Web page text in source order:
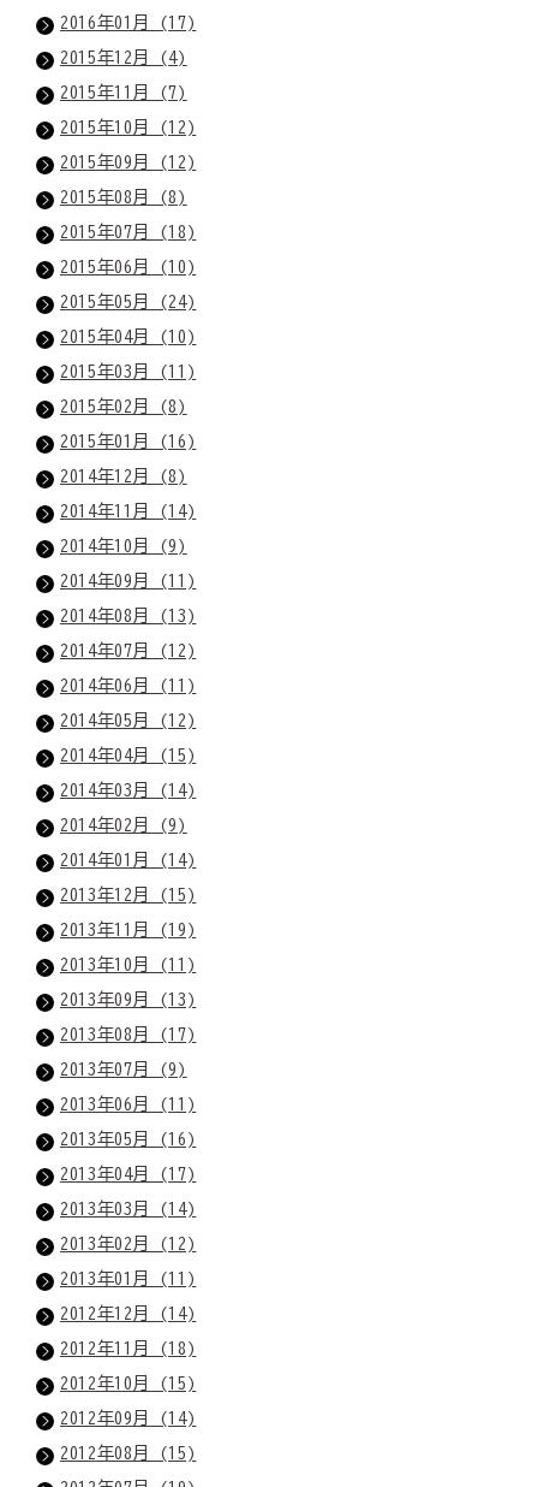
2016年01月 (17)
2015年12月 (4)
2015年11月 (7)
2015年10月 (12)
2015年09月 (12)
2015年08月 (8)
2015年07月 (18)
2015年06月 (10)
2015年05月 (24)
2015年04月 (10)
2015年03月 (11)
2015年02月 (8)
2015年01月 (16)
2014年12月 (8)
2014年11月 (14)
2014年10月 (9)
2014年09月 (11)
2014年08月 (13)
2014年07月 (12)
2014年06月 (11)
2014年05月 (12)
2014年04月 (15)
2014年03月 (14)
2014年02月 (9)
2014年01月 (14)
2013年12月 (15)
2013年11月 (19)
2013年10月 (11)
2013年09月 (13)
2013年08月 (17)
2013年07月 (9)
2013年06月 (11)
2013年05月 (16)
2013年04月 (17)
2013年03月 (14)
2013年02月 (12)
2013年01月 (11)
2012年12月 (14)
2012年11月 (18)
2012年10月 (15)
2012年09月 (14)
2012年08月 (15)